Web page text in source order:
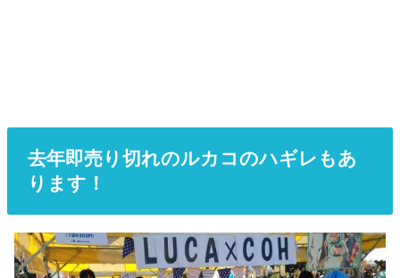
去年即売り切れのルカコのハギレもあ
ります！